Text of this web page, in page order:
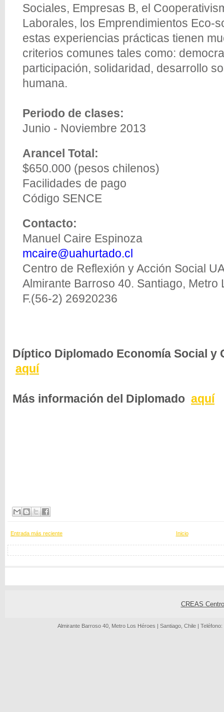
Sociales, Empresas B, el
Laborales, los Emprendimientos Eco-
estas experiencias prácticas tienen
criterios comunes tales como:
participación, solidaridad, desarrollo
humana.
Periodo de clases:
Junio - Noviembre 2013
Arancel Total:
$650.000 (pesos chilenos)
Facilidades de pago
Código SENCE
Contacto:
Manuel Caire Espinoza
mcaire@uahurtado.cl
Centro de Reflexión y Acción Social
Almirante Barroso 40. Santiago, Metro
F.(56-2) 26920236
Díptico Diplomado Economía Social y
aquí
Más información del Diplomado aquí
Entrada más reciente Inicio
CREAS
Almirante Barroso 40, Metro Los Héroes | Santiago, Chile |